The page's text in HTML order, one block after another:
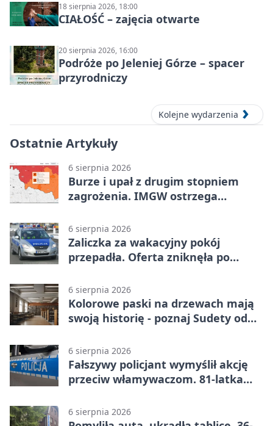
18 sierpnia 2026, 18:00
CIAŁOŚĆ – zajęcia otwarte
20 sierpnia 2026, 16:00
Podróże po Jeleniej Górze – spacer
przyrodniczy
Kolejne wydarzenia
Ostatnie Artykuły
6 sierpnia 2026
Burze i upał z drugim stopniem
zagrożenia. IMGW ostrzega
6 sierpnia 2026
Zaliczka za wakacyjny pokój
przepadła. Oferta zniknęła po
6 sierpnia 2026
Kolorowe paski na drzewach mają
swoją historię - poznaj Sudety od
6 sierpnia 2026
Fałszywy policjant wymyślił akcję
przeciw włamywaczom. 81-latka
6 sierpnia 2026